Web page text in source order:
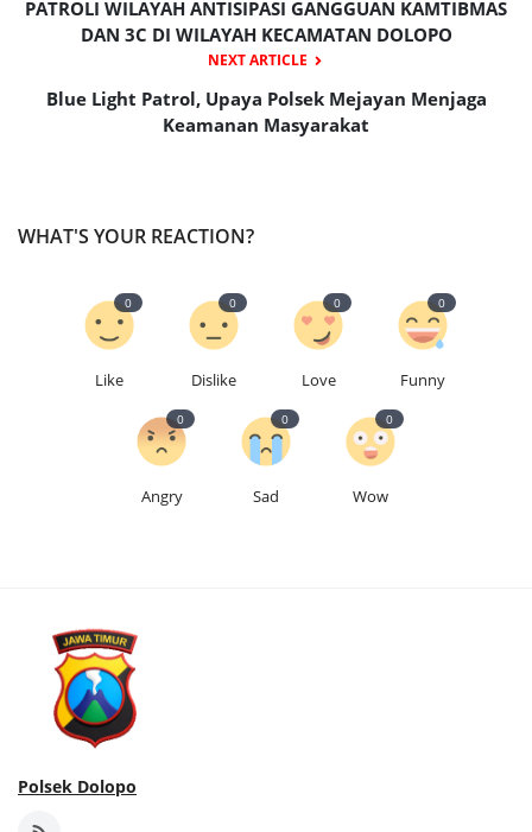
PATROLI WILAYAH ANTISIPASI GANGGUAN KAMTIBMAS
DAN 3C DI WILAYAH KECAMATAN DOLOPO
NEXT ARTICLE
Blue Light Patrol, Upaya Polsek Mejayan Menjaga
Keamanan Masyarakat
WHAT'S YOUR REACTION?
Like
0
Dislike
0
Love
0
Funny
0
Angry
0
Sad
0
Wow
0
Polsek Dolopo